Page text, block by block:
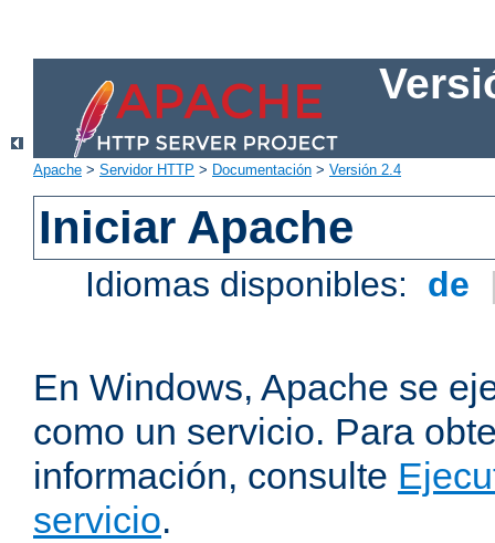
Apache > Servidor HTTP > Documentación > Versión 2.4
Iniciar Apache
Idiomas disponibles: de
En Windows, Apache se
como un servicio. Para
información, consulte
servicio.